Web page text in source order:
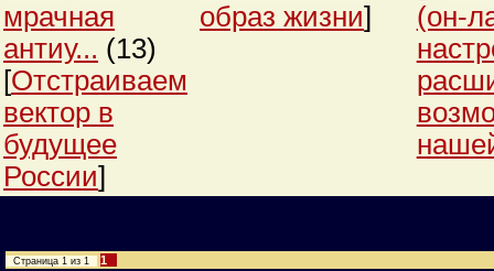
мрачная
антиу... (13)
[Отстраиваем
вектор в
будущее
России]
образ жизни]
(он-
Страница 1 из 1 1